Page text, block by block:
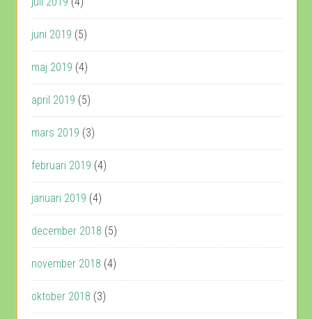
juni 2019 (5)
maj 2019 (4)
april 2019 (5)
mars 2019 (3)
februari 2019 (4)
januari 2019 (4)
december 2018 (5)
november 2018 (4)
oktober 2018 (3)